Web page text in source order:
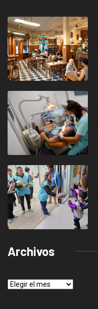
Archivos
Archivos